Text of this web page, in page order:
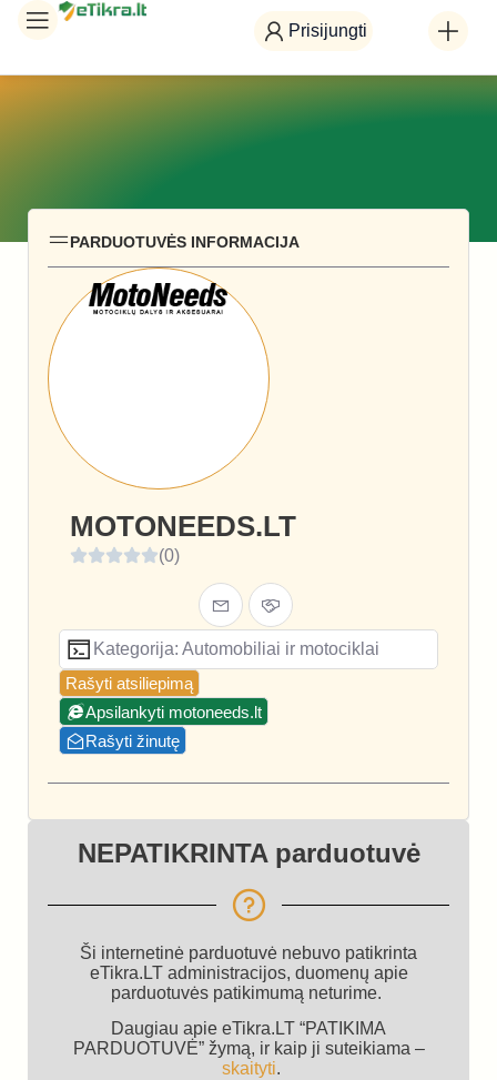
Prisijungti
PARDUOTUVĖS INFORMACIJA
MOTONEEDS.LT
(0)
Kategorija: Automobiliai ir motociklai
Rašyti atsiliepimą
Apsilankyti motoneeds.lt
Rašyti žinutę
NEPATIKRINTA parduotuvė
Ši internetinė parduotuvė nebuvo patikrinta
eTikra.LT administracijos, duomenų apie
parduotuvės patikimumą neturime.
Daugiau apie eTikra.LT “PATIKIMA
PARDUOTUVĖ” žymą, ir kaip ji suteikiama –
skaityti.